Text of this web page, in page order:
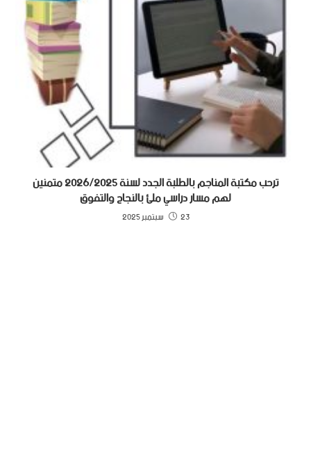
ترحب مكتبة المناجم بالطلبة الجدد لسنة 2026/2025 متمنين
لهم مسار دراسي ملئ بالنجاح والتفوق
23 سبتمبر 2025